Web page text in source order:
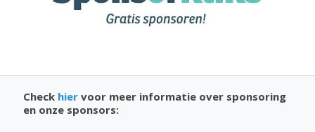
Check hier voor meer informatie over sponsoring
en onze sponsors: